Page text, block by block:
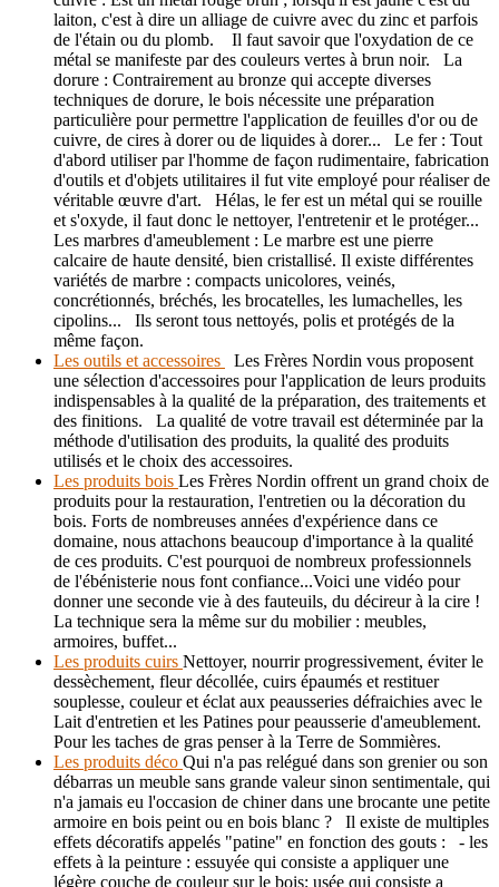
laiton, c'est à dire un alliage de cuivre avec du zinc et parfois
de l'étain ou du plomb. Il faut savoir que l'oxydation de ce
métal se manifeste par des couleurs vertes à brun noir. La
dorure : Contrairement au bronze qui accepte diverses
techniques de dorure, le bois nécessite une préparation
particulière pour permettre l'application de feuilles d'or ou de
cuivre, de cires à dorer ou de liquides à dorer... Le fer : Tout
d'abord utiliser par l'homme de façon rudimentaire, fabrication
d'outils et d'objets utilitaires il fut vite employé pour réaliser de
véritable œuvre d'art. Hélas, le fer est un métal qui se rouille
et s'oxyde, il faut donc le nettoyer, l'entretenir et le protéger...
Les marbres d'ameublement : Le marbre est une pierre
calcaire de haute densité, bien cristallisé. Il existe différentes
variétés de marbre : compacts unicolores, veinés,
concrétionnés, bréchés, les brocatelles, les lumachelles, les
cipolins... Ils seront tous nettoyés, polis et protégés de la
même façon.
Les outils et accessoires
Les Frères Nordin vous proposent
une sélection d'accessoires pour l'application de leurs produits
indispensables à la qualité de la préparation, des traitements et
des finitions. La qualité de votre travail est déterminée par la
méthode d'utilisation des produits, la qualité des produits
utilisés et le choix des accessoires.
Les produits bois Les Frères Nordin offrent un grand choix de
produits pour la restauration, l'entretien ou la décoration du
bois. Forts de nombreuses années d'expérience dans ce
domaine, nous attachons beaucoup d'importance à la qualité
de ces produits. C'est pourquoi de nombreux professionnels
de l'ébénisterie nous font confiance...Voici une vidéo pour
donner une seconde vie à des fauteuils, du décireur à la cire !
La technique sera la même sur du mobilier : meubles,
armoires, buffet...
Les produits cuirs Nettoyer, nourrir progressivement, éviter le
dessèchement, fleur décollée, cuirs épaumés et restituer
souplesse, couleur et éclat aux peausseries défraichies avec le
Lait d'entretien et les Patines pour peausserie d'ameublement.
Pour les taches de gras penser à la Terre de Sommières.
Les produits déco Qui n'a pas relégué dans son grenier ou son
débarras un meuble sans grande valeur sinon sentimentale, qui
n'a jamais eu l'occasion de chiner dans une brocante une petite
armoire en bois peint ou en bois blanc ? Il existe de multiples
effets décoratifs appelés "patine" en fonction des gouts : - les
effets à la peinture : essuyée qui consiste a appliquer une
légère couche de couleur sur le bois; usée qui consiste a